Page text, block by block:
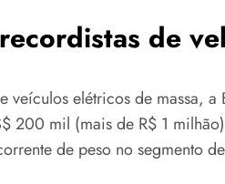
de
elétricos de massa,
200 mil (mais de R$ 1
de peso no segmento